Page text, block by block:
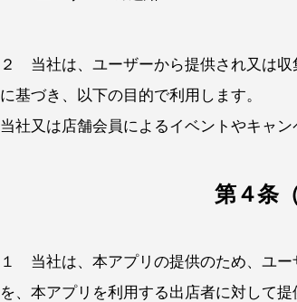
２ 当社は、ユーザーから提供され又は
に基づき、以下の目的で利用します。
当社又は店舗会員によるイベントやキャ
第４条
１ 当社は、本アプリの提供のため、ユ
を、本アプリを利用する出店者に対して提